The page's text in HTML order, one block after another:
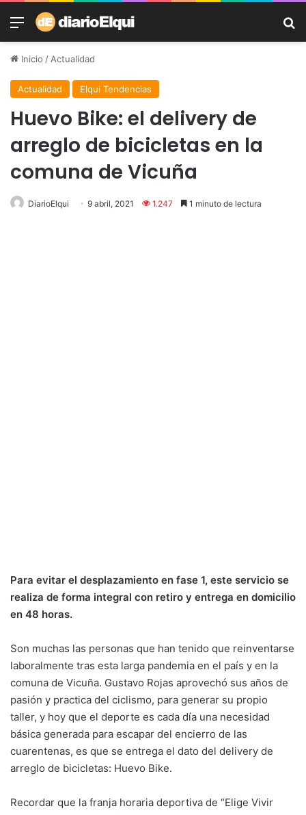
Menú
Inicio /Actualidad
Actualidad Elqui Tendencias
Huevo Bike: el delivery de
arreglo de bicicletas en la
comuna de Vicuña
DiarioElqui 9 abril, 2021 1.247 1 minuto de lectura
Para evitar el desplazamiento en fase 1, este servicio se
realiza de forma integral con retiro y entrega en domicilio
en 48 horas.
Son muchas las personas que han tenido que reinventarse
laboralmente tras esta larga pandemia en el país y en la
comuna de Vicuña. Gustavo Rojas aprovechó sus años de
pasión y practica del ciclismo, para generar su propio
taller, y hoy que el deporte es cada día una necesidad
básica generada para escapar del encierro de las
cuarentenas, es que se entrega el dato del delivery de
arreglo de bicicletas: Huevo Bike.
Recordar que la franja horaria deportiva de “Elige Vivir